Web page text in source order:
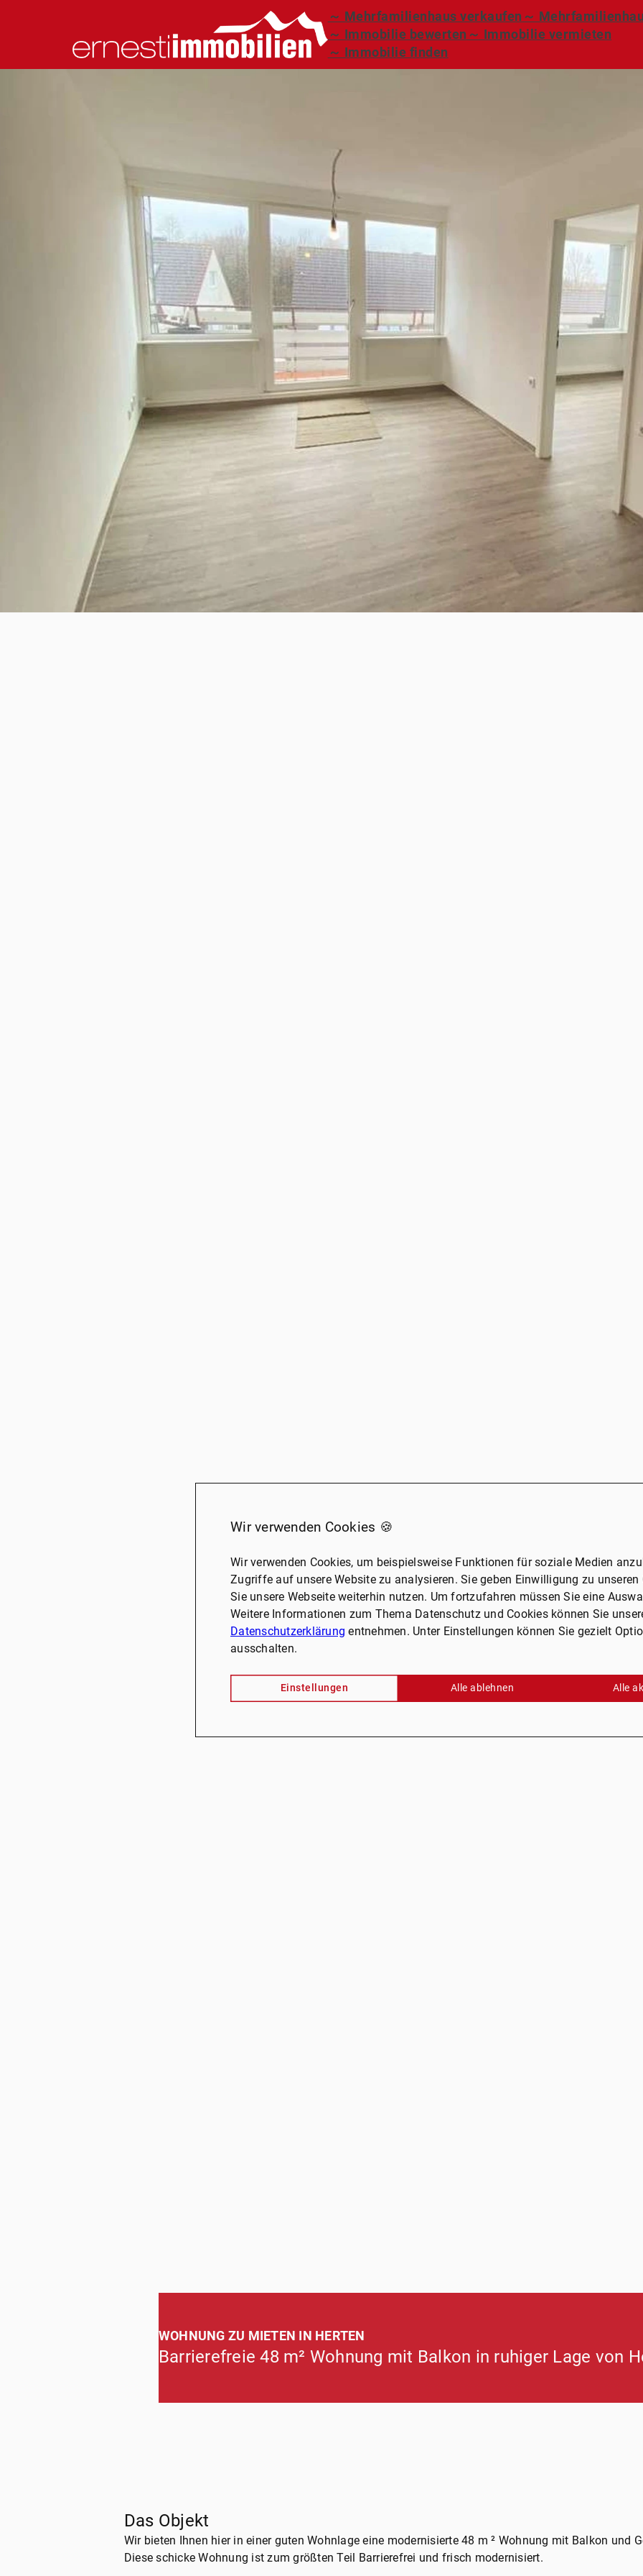
～ Mehrfamilienhaus verkaufen ～
～ Immobilie bewerten ～ Immobilie vermieten
～ Immobilie finden
WOHNUNG ZU MIETEN IN HERTEN
Barrierefreie 48 m² Wohnung mit Balkon in ruhiger Lage von
Das Objekt
Wir bieten Ihnen hier in einer guten Wohnlage eine modernisierte 48 m ² Wohnung mit Balkon und
Diese schicke Wohnung ist zum größten Teil Barrierefrei und frisch modernisiert.
Wir verwenden Cookies 🍪
Wir verwenden Cookies, um beispielsweise Funktionen für soziale Medien
Zugriffe auf unsere Website zu analysieren. Sie geben Einwilligung zu unseren
Sie unsere Webseite weiterhin nutzen. Um fortzufahren müssen Sie eine
Weitere Informationen zum Thema Datenschutz und Cookies können Sie
Datenschutzerklärung entnehmen. Unter Einstellungen können Sie gezielt
ausschalten.
Einstellungen Alle ablehnen Alle